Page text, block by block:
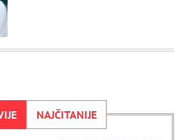
NAJČITANIJE